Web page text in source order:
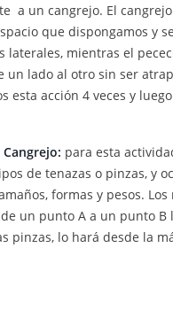
a un cangrejo. El
que dispongamos y
laterales, mientras el
un lado al otro sin ser
esta acción 4 veces y
para esta
de tenazas o pinzas, y
formas y pesos.
un punto A a un punto B
pinzas, lo hará desde la